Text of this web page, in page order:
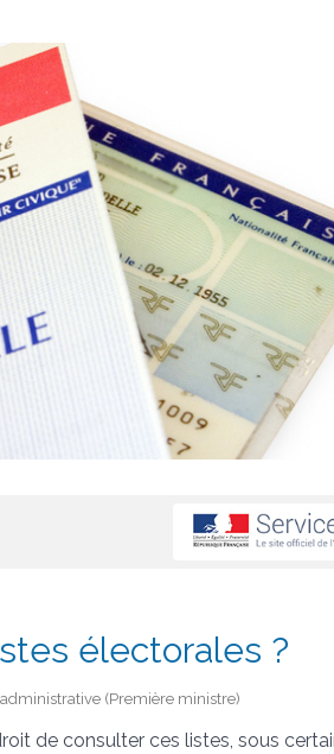
électorales ?
(Première ministre)
de consulter ces listes, sous